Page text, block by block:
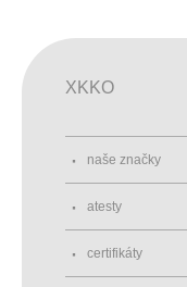
XKKO
naše značky
atesty
certifikáty